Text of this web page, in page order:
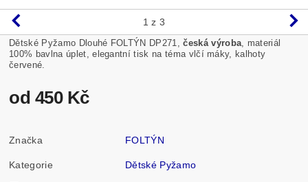
1 z 3
Dětské Pyžamo Dlouhé FOLTÝN DP271,česká výroba , materiál
100% bavlna úplet, elegantní tisk na téma vlčí máky, kalhoty
červené.
od 450 Kč
Značka FOLTÝN
Kategorie Dětské Pyžamo